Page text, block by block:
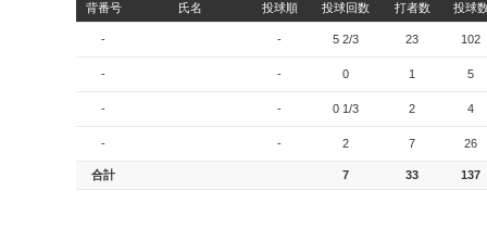
背番号 氏名 投球順 投球回数 打者数 投球
- - 5 2/3 23 102
- - 0 1 5
- - 0 1/3 2 4
- - 2 7 26
合計 7 33 137